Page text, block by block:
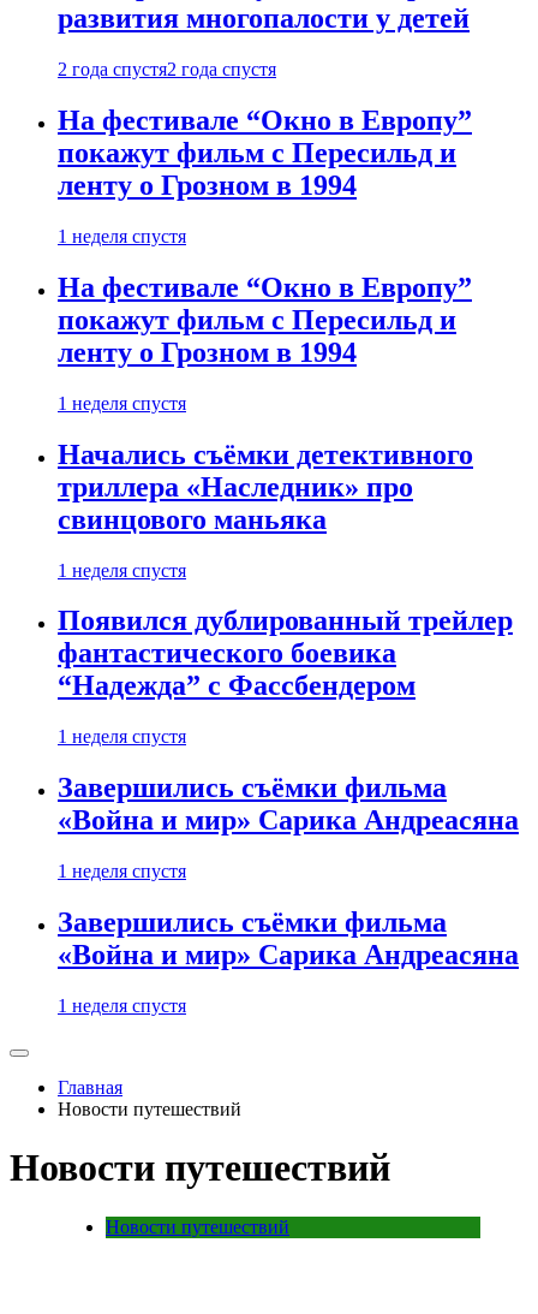
развития многопалости у детей
2 года спустя2 года спустя
На фестивале “Окно в Европу”
покажут фильм с Пересильд и
ленту о Грозном в 1994
1 неделя спустя
На фестивале “Окно в Европу”
покажут фильм с Пересильд и
ленту о Грозном в 1994
1 неделя спустя
Начались съёмки детективного
триллера «Наследник» про
свинцового маньяка
1 неделя спустя
Появился дублированный трейлер
фантастического боевика
“Надежда” с Фассбендером
1 неделя спустя
Завершились съёмки фильма
«Война и мир» Сарика Андреасяна
1 неделя спустя
Завершились съёмки фильма
«Война и мир» Сарика Андреасяна
1 неделя спустя
Главная
Новости путешествий
Новости путешествий
Новости путешествий